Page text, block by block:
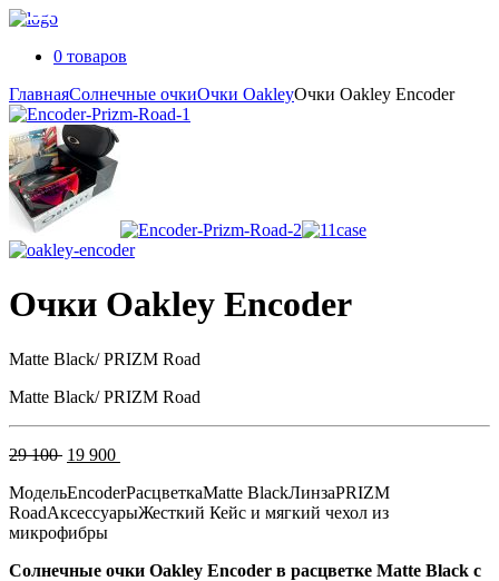
0 товаров
ГлавнаяСолнечные очкиОчки OakleyОчки Oakley Encoder
Очки Oakley Encoder
Matte Black/ PRIZM Road
Matte Black/ PRIZM Road
29 100 Первоначальная
составляла
29
100 .
19 900
19
900 .
МодельEncoderРасцветкаMatte BlackЛинзаPRIZM
RoadАксессуарыЖесткий Кейс и мягкий чехол из
микрофибры
Солнечные очки Oakley Encoder в расцветке Matte Black с